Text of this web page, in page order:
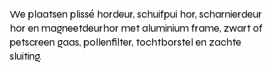
We plaatsen plissé hordeur, schuifpui hor, scharnierdeur
hor en magneetdeurhor met aluminium frame, zwart of
petscreen gaas, pollenfilter, tochtborstel en zachte
sluiting.